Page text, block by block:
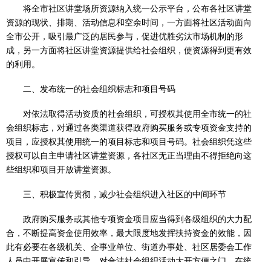
将全市社区讲堂场所资源纳入统一公示平台，公布各社区讲堂
资源的现状、排期、活动信息和空余时间，一方面将社区活动面向
全市公开，吸引最广泛的居民参与，促进优胜劣汰市场机制的形
成，另一方面将社区讲堂资源提供给社会组织，使资源得到更有效
的利用。
二、发布统一的社会组织标志和项目号码
对依法取得活动资质的社会组织，可授权其使用全市统一的社
会组织标志，对通过各类渠道获得政府购买服务或专项资金支持的
项目，应授权其使用统一的项目标志和项目号码。社会组织凭这些
授权可以自主申请社区讲堂资源，各社区无正当理由不得拒绝向这
些组织和项目开放讲堂资源。
三、积极宣传贯彻，减少社会组织进入社区的中间环节
政府购买服务或其他专项资金项目应当得到各级组织的大力配
合，不断提高资金使用效率，最大限度地发挥扶持资金的效能，因
此有必要在各级机关、企事业单位、街道办事处、社区居委会工作